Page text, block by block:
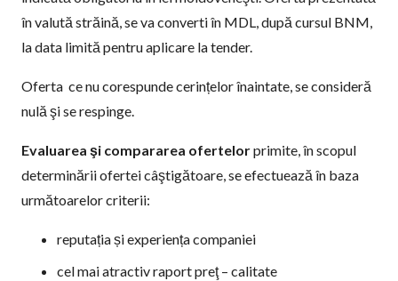
în valută străină, se va converti în MDL, după cursul BNM,
la data limită pentru aplicare la tender.
Oferta ce nu corespunde cerințelor înaintate, se consideră
nulă şi se respinge.
Evaluarea şi compararea ofertelorprimite, în scopul
determinării ofertei câştigătoare, se efectuează în baza
următoarelor criterii:
reputația și experiența companiei
cel mai atractiv raport preţ – calitate